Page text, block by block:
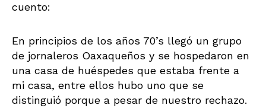
cuento:
En principios de los años 70’s llegó un grupo
de jornaleros Oaxaqueños y se hospedaron en
una casa de huéspedes que estaba frente a
mi casa, entre ellos hubo uno que se
distinguió porque a pesar de nuestro rechazo.